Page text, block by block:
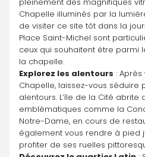
Chapelle illuminés par la
de visiter ce site tôt dans la
Place Saint-Michel sont
ceux qui souhaitent être parmi
la chapelle.
Explorez les alentours :
Chapelle, laissez-vous séduire
alentours. L’île de la Cité abrite
emblématiques comme la
Notre-Dame, en cours de
également vous rendre à pied
profiter de ses ruelles